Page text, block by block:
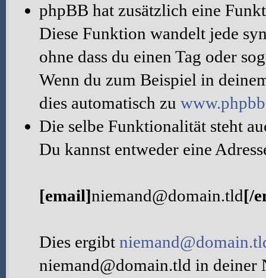
phpBB hat zusätzlich eine
Diese Funktion wandelt jede
ohne dass du einen Tag oder
Wenn du zum Beispiel in
dies automatisch zu
Die selbe Funktionalität steht
Du kannst entweder eine
[email]niemand@domain.tld[/
Dies ergibt
niemand@domain.tld in deiner